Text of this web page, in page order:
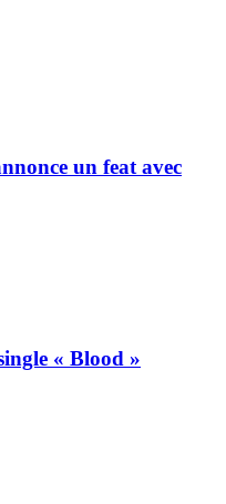
un feat avec
« Blood »